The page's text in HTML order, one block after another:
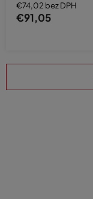
€74,02 bez DPH
€91,05